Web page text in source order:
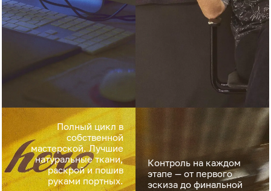
Полный цикл в
собственной
мастерской. Лучшие
натуральные ткани,
раскрой и пошив
руками портных.
Контроль на каждом
этапе — от первого
эскиза до финальной